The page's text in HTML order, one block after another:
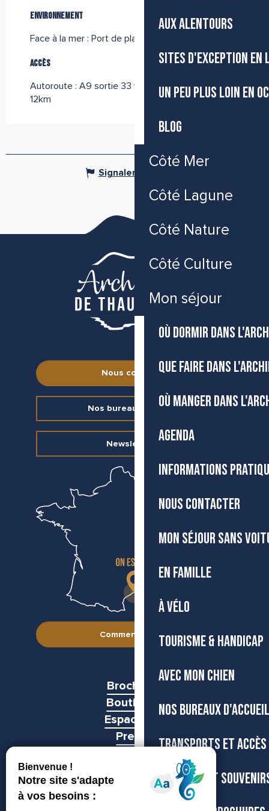
AUX ALENTOURS
SITES D'EXCEPTION EN
UN PEU PLUS LOIN EN
BLOG
Côté Mer
Côté Lagune
Côté Nature
Côté Culture
Mon séjour
OÙ DORMIR DANS
QUE FAIRE DANS
OÙ MANGER DANS
AGENDA
INFORMATIONS
NOUS CONTACTER
MON SÉJOUR SANS
EN FAMILLE
À VÉLO
TOURISME & HANDICAP
AVEC MON CHIEN
NOS BUREAUX D'ACCUEIL
TRANSPORTS ET ACCÈS
BOUTIQUE ET
Environnement
Environnement
Face à la mer : Port de plaisance de Frontignan
Accès
Accès
Autoroute : A9 sortie 33 vers Frontignan-plage à
12km
Signaler une erreur
Nous contacter
Nos bureaux d’accueil
Newsletter
Comment venir ?
Brochures
Boutiques
Espace pro
Presse